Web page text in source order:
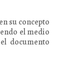
su concepto
el medio
documento